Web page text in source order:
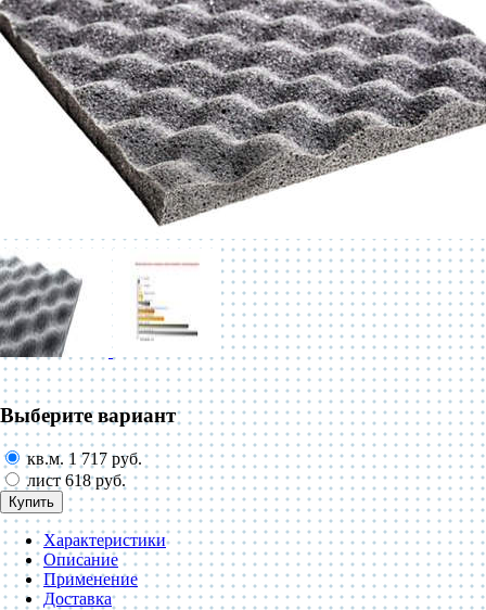
Выберите вариант
кв.м. 1 717 руб.
лист618 руб.
Купить
Характеристики
Описание
Применение
Доставка